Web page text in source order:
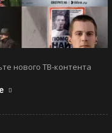
нового ТВ-контента